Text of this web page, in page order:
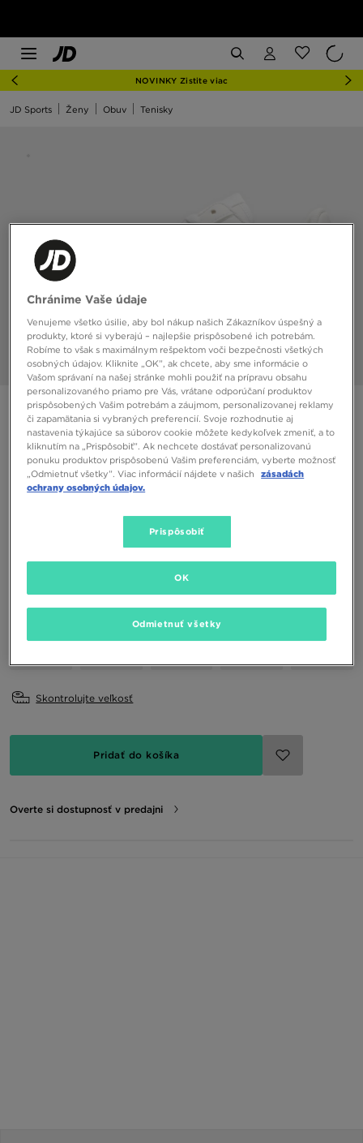
NOVINKY Zistite viac
JD Sports Ženy Obuv Tenisky
NIKE W AIR FORCE 1 '07 NEXT NATURE
70,00 €
Dostupné Farby
37,5
Skontrolujte veľkosť
Pridať do košíka
Overte si dostupnosť v predajni
Chránime Vaše údaje
Venujeme všetko úsilie, aby bol nákup našich Zákazníkov úspešný a
produkty, ktoré si vyberajú – najlepšie prispôsobené ich potrebám.
Robíme to však s maximálnym rešpektom voči bezpečnosti všetkých
osobných údajov. Kliknite „OK”, ak chcete, aby sme informácie o
Vašom správaní na našej stránke mohli použiť na prípravu obsahu
personalizovaného priamo pre Vás, vrátane odporúčaní produktov
prispôsobených Vašim potrebám a záujmom, personalizovanej reklamy
či zapamätania si vybraných preferencií. Svoje rozhodnutie aj
nastavenia týkajúce sa súborov cookie môžete kedykoľvek zmeniť, a to
kliknutím na „Prispôsobiť”. Ak nechcete dostávať personalizovanú
ponuku produktov prispôsobenú Vašim preferenciám, vyberte možnosť
„Odmietnuť všetky”. Viac informácií nájdete v našich
zásadách
ochrany osobných údajov.
Prispôsobiť
Odmietnuť všetky
OK